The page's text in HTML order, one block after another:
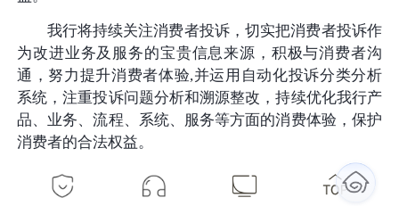
我行将持续关注消费者投诉，切实把消费者投诉作
为改进业务及服务的宝贵信息来源，积极与消费者沟
通，努力提升消费者体验,并运用自动化投诉分类分析
系统，注重投诉问题分析和溯源整改，持续优化我行产
品、业务、流程、系统、服务等方面的消费体验，保护
消费者的合法权益。